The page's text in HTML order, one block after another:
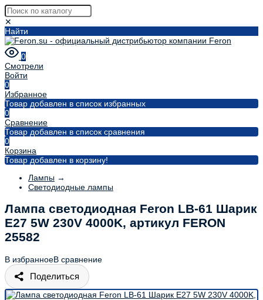
✕
Найти
0
Смотрели
Войти
0
Избранное
Товар добавлен в список избранных
0
Сравнение
Товар добавлен в список сравнения
0
Корзина
Товар добавлен в корзину!
Лампы →
Светодиодные лампы
Лампа светодиодная Feron LB-61 Шарик
E27 5W 230V 4000K, артикул FERON
25582
В избранноеВ сравнение
Поделиться